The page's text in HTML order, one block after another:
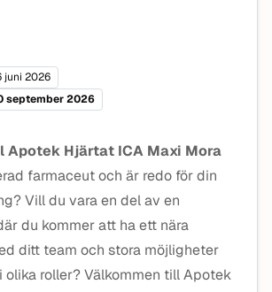
juni 2026
september 2026
Apotek Hjärtat ICA Maxi Mora
farmaceut och är redo för din
Vill du vara en del av en
du kommer att ha ett nära
ditt team och stora möjligheter
roller? Välkommen till Apotek